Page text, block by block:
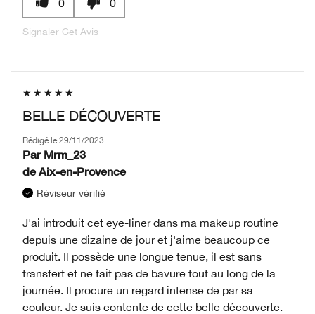
Signaler Cet Avis
BELLE DÉCOUVERTE
Rédigé le 29/11/2023
Par Mrm_23
de Aix-en-Provence
Réviseur vérifié
J'ai introduit cet eye-liner dans ma makeup routine
depuis une dizaine de jour et j'aime beaucoup ce
produit. Il possède une longue tenue, il est sans
transfert et ne fait pas de bavure tout au long de la
journée. Il procure un regard intense de par sa
couleur. Je suis contente de cette belle découverte.